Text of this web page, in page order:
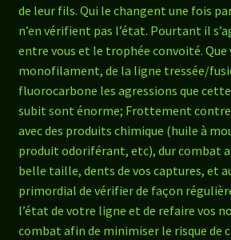
de leur fils. Qui le changent une fois
n’en vérifient pas l’état. Pourtant il
entre vous et le trophée convoité. Que
monofilament, de la ligne tressée/
fluorocarbone les agressions que
subit sont énorme; Frottement
avec des produits chimique (huile à
produit odoriférant, etc), dur combat
belle taille, dents de vos captures, et
primordial de vérifier de façon
l’état de votre ligne et de refaire vos
combat afin de minimiser le risque de